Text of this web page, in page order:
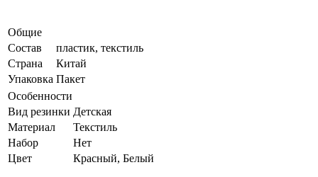
Общие
Состав
пластик, текстиль
Страна
Китай
Упаковка Пакет
Особенности
Вид резинки Детская
Материал
Текстиль
Набор
Нет
Цвет
Красный, Белый